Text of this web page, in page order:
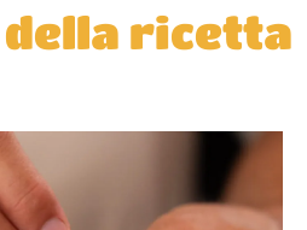
della ricetta